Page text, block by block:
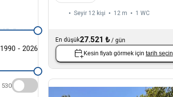
1990 - 2026
530
Seyir 12 kişi 12 m 1 WC
En düşük27.521 ₺ / gün
Kesin fiyatı görmek için tarih seçin